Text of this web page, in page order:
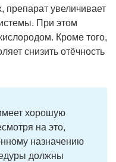
препарат увеличивает
При этом
Кроме того,
снизить отёчность
хорошую
на это,
назначению
должны